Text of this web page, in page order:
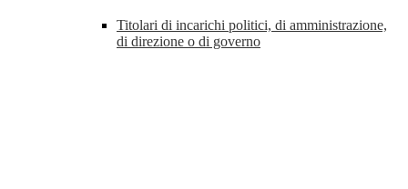
Titolari di incarichi politici, di amministrazione,
di direzione o di governo